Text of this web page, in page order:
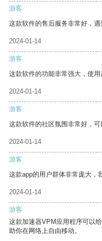
游客
这款软件的售后服务非常好，遇
2024-01-14
游客
这款软件的功能非常强大，使用
2024-01-14
游客
这款软件的社区氛围非常好，可
2024-01-14
游客
这款app的用户群体非常庞大，
2024-01-14
游客
这款加速器VPM应用程序可以
助你在网络上自由移动。